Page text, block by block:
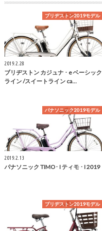
ブリヂストン2019モデル
2019.2.28
ブリヂストン カジュナ ･ e ベーシック
ライン /スイートライン ca…
パナソニック2019モデル
2019.2.13
パナソニック TIMO･ I ティモ ･ I 2019
ブリヂストン2019モデル